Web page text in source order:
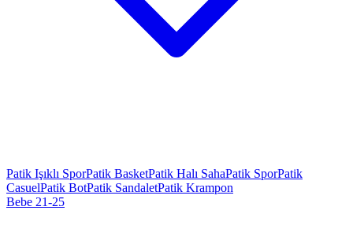
Patik Işıklı SporPatik BasketPatik Halı SahaPatik SporPatik
CasuelPatik BotPatik SandaletPatik Krampon
Bebe 21-25